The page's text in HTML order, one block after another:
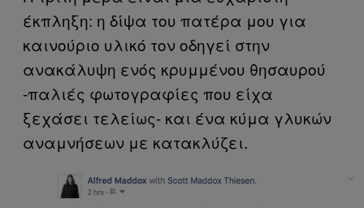
έκπληξη: η δίψα του πατέρα μου για
καινούριο υλικό τον οδηγεί στην
ανακάλυψη ενός κρυμμένου θησαυρού
-παλιές φωτογραφίες που είχα
ξεχάσει τελείως- και ένα κύμα γλυκών
αναμνήσεων με κατακλύζει.